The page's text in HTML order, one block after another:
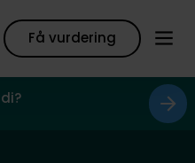
Få vurdering